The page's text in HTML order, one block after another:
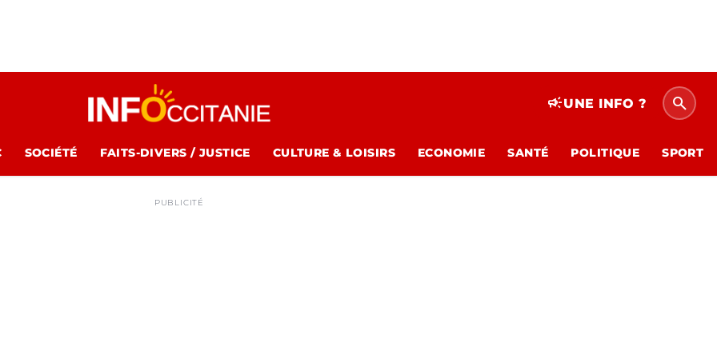
campaignUNE INFO ? search
SOCIÉTÉ FAITS-DIVERS / JUSTICE CULTURE & LOISIRS ECONOMIE SANTÉ POLITIQUE SPORT
PUBLICITÉ